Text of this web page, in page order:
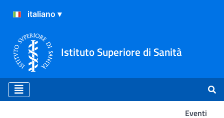
Istituto Superiore di Sanità
Eventi